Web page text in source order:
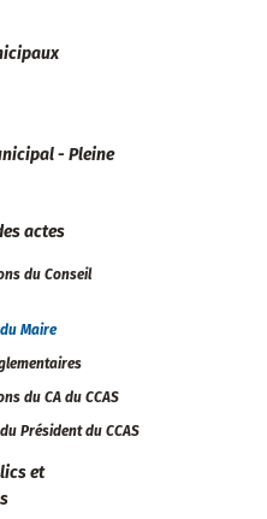
- Pleine
actes
du Conseil
Maire
du CA du CCAS
Président du CCAS
et